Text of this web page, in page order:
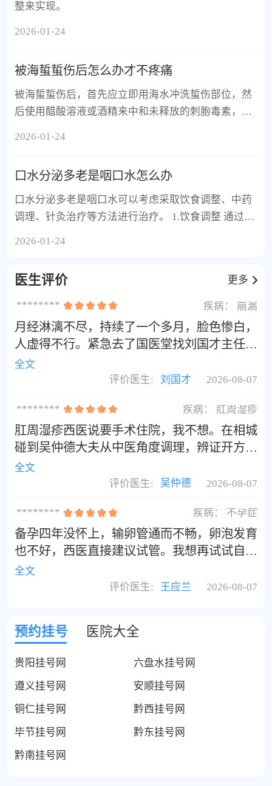
整来实现。
2026-01-24
被海蜇蜇伤后怎么办才不疼痛
被海蜇蜇伤后，首先应立即用海水冲洗蜇伤部位，然
后使用醋酸溶液或酒精来中和未释放的刺胞毒素，从
2026-01-24
口水分泌多老是咽口水怎么办
口水分泌多老是咽口水可以考虑采取饮食调整、中药
调理、针灸治疗等方法进行治疗。 1.饮食调整 通过减
2026-01-24
医生评价 更多
******** 疾病： 崩漏
月经淋漓不尽，持续了一个多月，脸色惨白，
人虚得不行。紧急去了国医堂找刘国才主任。
他开的方子见效真快，三剂药下去血量就少
了，一周彻底干净了。
全文
评价医生:
刘国才 2026-08-07
******** 疾病： 肛周湿疹
肛周湿疹西医说要手术住院，我不想。在相城
碰到吴仲德大夫从中医角度调理，辨证开方治
了近三个月，病灶缩小很多基本痊愈了，大大
减轻了痛苦。吴大夫是真正的好大夫！
全文
评价医生:
吴仲德 2026-08-07
******** 疾病： 不孕症
备孕四年没怀上，输卵管通而不畅，卵泡发育
也不好，西医直接建议试管。我想再试试自然
受孕，听宝妈群里说国医堂的王应兰主任看不
孕很厉害。王主任是上海中医药大学的教授，
全文
评价医生:
王应兰 2026-08-07
预约挂号 医院大全
贵阳挂号网
六盘水挂号网
遵义挂号网
安顺挂号网
铜仁挂号网
黔西挂号网
毕节挂号网
黔东挂号网
黔南挂号网